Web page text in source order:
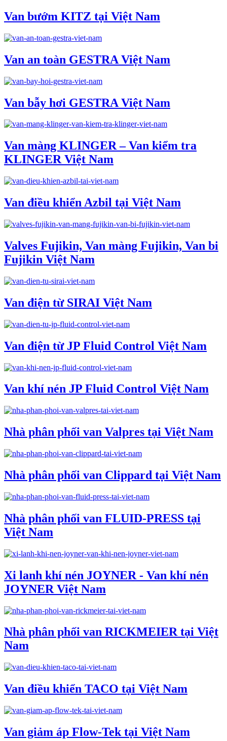
Van bướm KITZ tại Việt Nam
Van an toàn GESTRA Việt Nam
Van bẫy hơi GESTRA Việt Nam
Van màng KLINGER – Van kiểm tra
KLINGER Việt Nam
Van điều khiển Azbil tại Việt Nam
Valves Fujikin, Van màng Fujikin, Van bi
Fujikin Việt Nam
Van điện từ SIRAI Việt Nam
Van điện từ JP Fluid Control Việt Nam
Van khí nén JP Fluid Control Việt Nam
Nhà phân phối van Valpres tại Việt Nam
Nhà phân phối van Clippard tại Việt Nam
Nhà phân phối van FLUID-PRESS tại
Việt Nam
Xi lanh khí nén JOYNER - Van khí nén
JOYNER Việt Nam
Nhà phân phối van RICKMEIER tại Việt
Nam
Van điều khiển TACO tại Việt Nam
Van giảm áp Flow-Tek tại Việt Nam